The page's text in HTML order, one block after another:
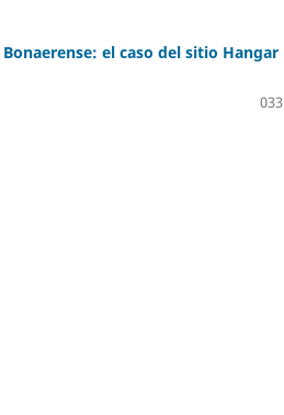
el caso del sitio Hangar
033